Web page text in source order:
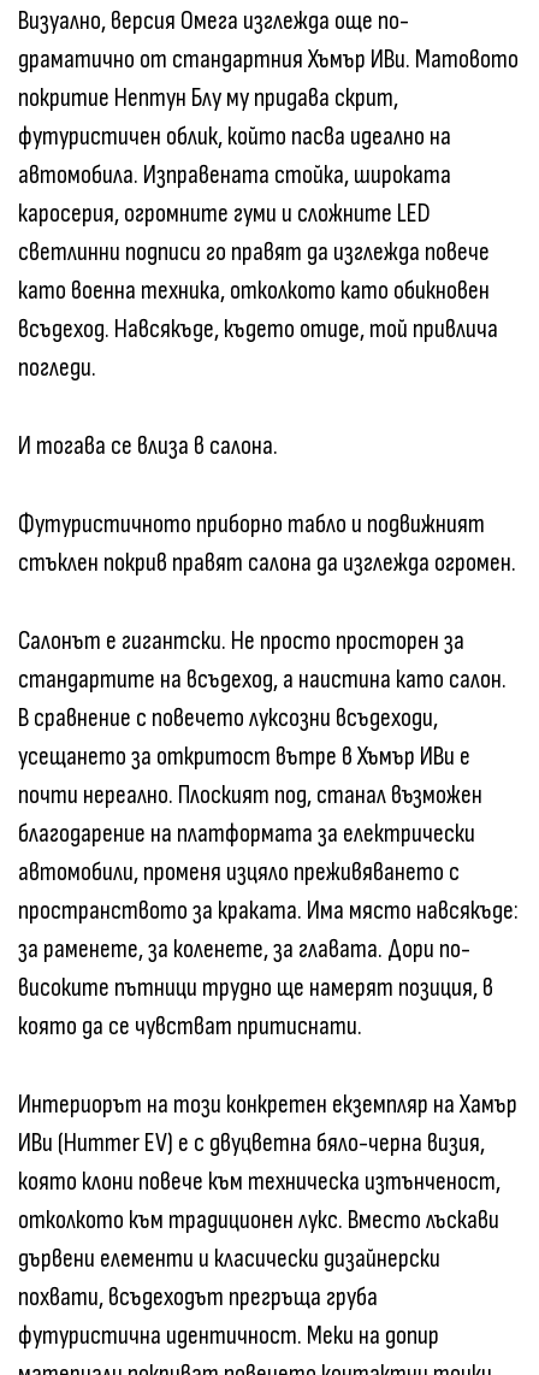
Визуално, версия Омега изглежда още по-
драматично от стандартния Хъмър ИВи. Матовото
покритие Нептун Блу му придава скрит,
футуристичен облик, който пасва идеално на
автомобила. Изправената стойка, широката
каросерия, огромните гуми и сложните LED
светлинни подписи го правят да изглежда повече
като военна техника, отколкото като обикновен
всъдеход. Навсякъде, където отиде, той привлича
погледи.
И тогава се влиза в салона.
Футуристичното приборно табло и подвижният
стъклен покрив правят салона да изглежда огромен.
Салонът е гигантски. Не просто просторен за
стандартите на всъдеход, а наистина като салон.
В сравнение с повечето луксозни всъдеходи,
усещането за откритост вътре в Хъмър ИВи е
почти нереално. Плоският под, станал възможен
благодарение на платформата за електрически
автомобили, променя изцяло преживяването с
пространството за краката. Има място навсякъде:
за раменете, за коленете, за главата. Дори по-
високите пътници трудно ще намерят позиция, в
която да се чувстват притиснати.
Интериорът на този конкретен екземпляр на Хамър
ИВи (Hummer EV) е с двуцветна бяло-черна визия,
която клони повече към техническа изтънченост,
отколкото към традиционен лукс. Вместо лъскави
дървени елементи и класически дизайнерски
похвати, всъдеходът прегръща груба
футуристична идентичност. Меки на допир